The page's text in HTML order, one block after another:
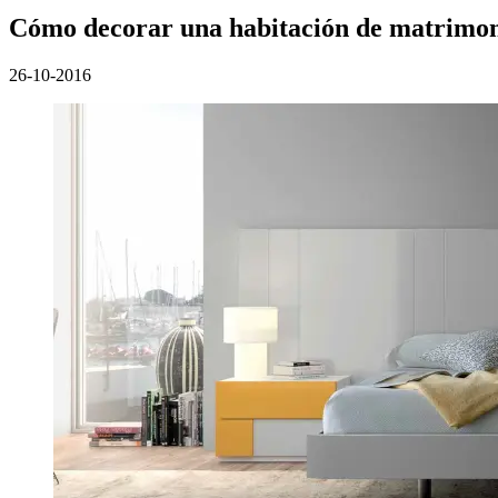
Cómo decorar una habitación de
26-10-2016